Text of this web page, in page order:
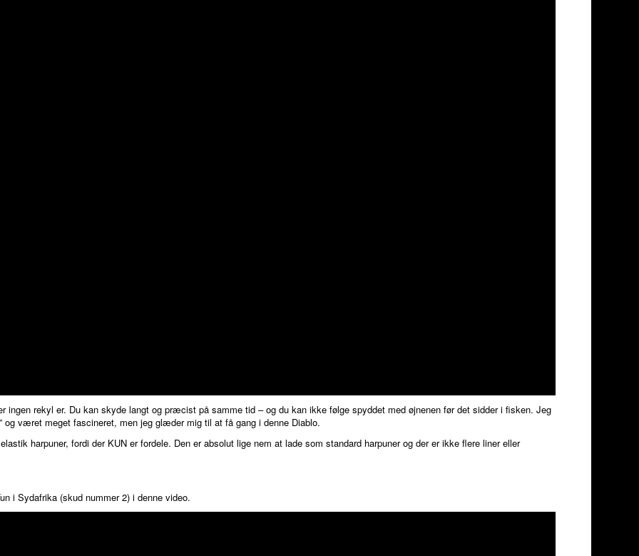
rekyl er. Du kan skyde langt og præcist på samme tid – og du kan ikke følge spyddet med øjnenen før det sidder i fisken. Jeg
og været meget fascineret, men jeg glæder mig til at få gang i denne Diablo.
harpuner, fordi der KUN er fordele. Den er absolut lige nem at lade som standard harpuner og der er ikke flere liner eller
i Sydafrika (skud nummer 2) i denne video.